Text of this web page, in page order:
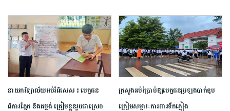
នាយក​វិទ្យាល័យ​អប់រំ​ពិសេស​ ​៖ ​បេក្ខជន​
ពិការ​ភ្នែក​ និង​គថ្លង់​ ត្រៀមខ្លួន​រួច​ជាស្រេច​
ក្រសួង​អប់រំ​ប្រាប់​ឱ្យ​បេក្ខជន​ប្រឡង​បាក់ឌុប​
ត្រៀម​សម្ភារៈ​ការពារ​ទឹកភ្លៀង​